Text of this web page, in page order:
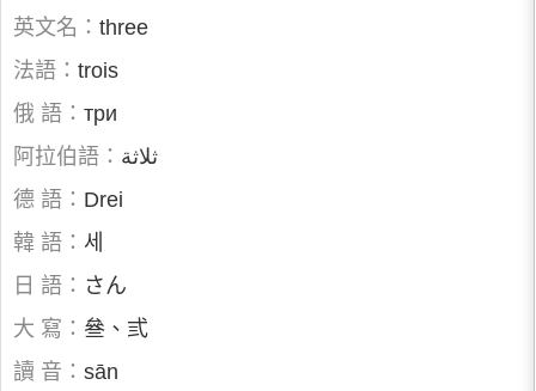
英文名： three
法語： trois
俄 語： три
阿拉伯語： ثلاثة
德 語： Drei
韓 語： 세
日 語： さん
大 寫： 叄、弎
讀 音： sān